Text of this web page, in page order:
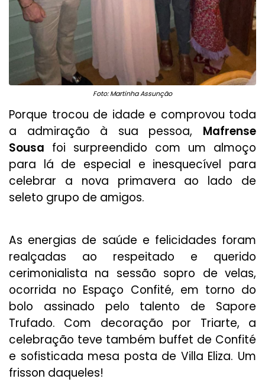
Foto: Martinha Assunção
Porque trocou de idade e comprovou toda
a admiração à sua pessoa, Mafrense
Sousa foi surpreendido com um almoço
para lá de especial e inesquecível para
celebrar a nova primavera ao lado de
seleto grupo de amigos.
As energias de saúde e felicidades foram
realçadas ao respeitado e querido
cerimonialista na sessão sopro de velas,
ocorrida no Espaço Confité, em torno do
bolo assinado pelo talento de Sapore
Trufado. Com decoração por Triarte, a
celebração teve também buffet de Confité
e sofisticada mesa posta de Villa Eliza. Um
frisson daqueles!